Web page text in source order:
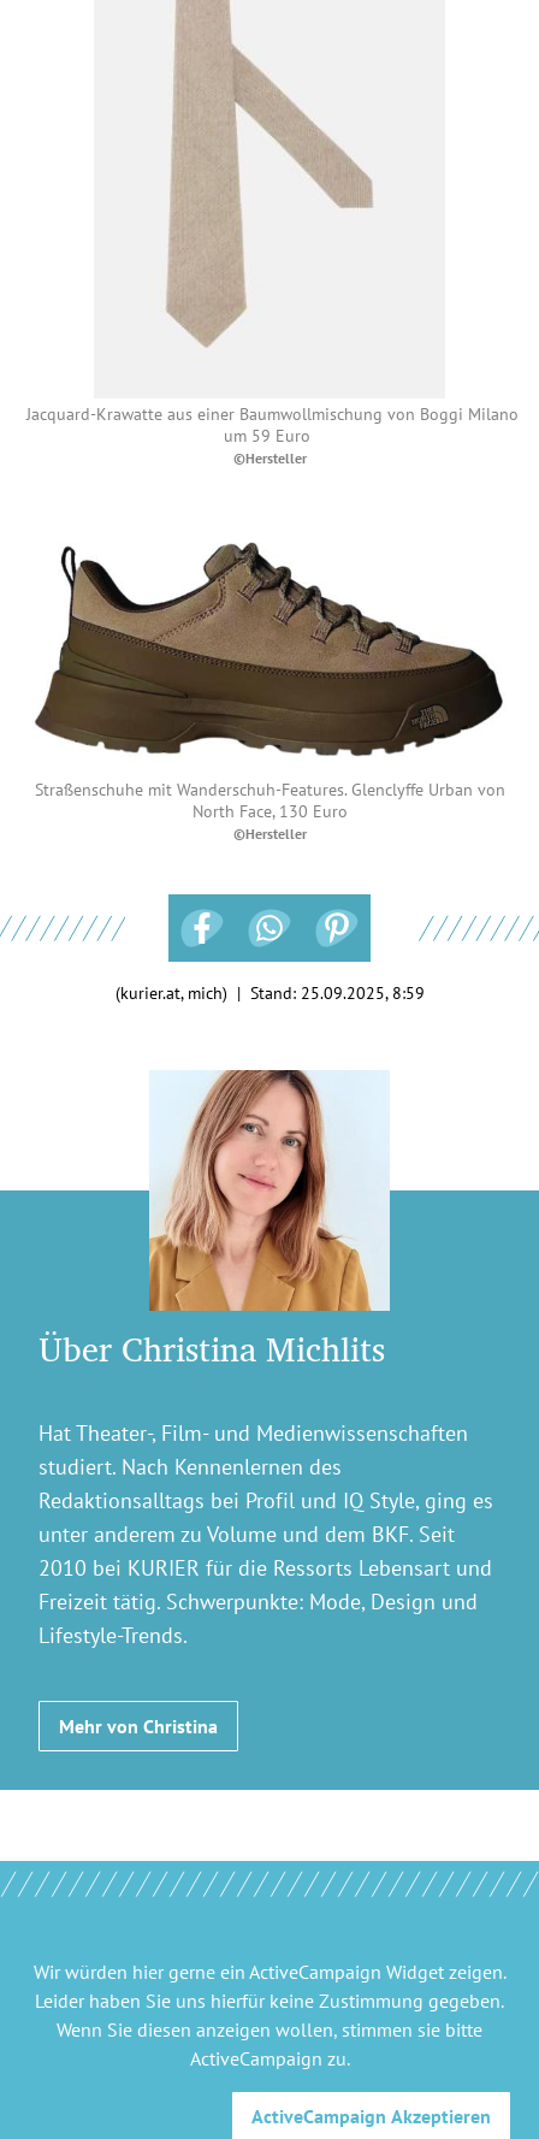
Jacquard-Krawatte aus einer Baumwollmischung von Boggi Milano
um 59 Euro
©Hersteller
Straßenschuhe mit Wanderschuh-Features. Glenclyffe Urban von
North Face, 130 Euro
©Hersteller
(kurier.at, mich) | Stand: 25.09.2025, 8:59
Über Christina Michlits
Hat Theater-, Film- und Medienwissenschaften
studiert. Nach Kennenlernen des
Redaktionsalltags bei Profil und IQ Style, ging es
unter anderem zu Volume und dem BKF. Seit
2010 bei KURIER für die Ressorts Lebensart und
Freizeit tätig. Schwerpunkte: Mode, Design und
Lifestyle-Trends.
Mehr von Christina
Wir würden hier gerne ein ActiveCampaign Widgetzeigen.
Leider haben Sie uns hierfür keine Zustimmung gegeben.
Wenn Sie diesen anzeigen wollen, stimmen sie bitte
ActiveCampaign zu.
ActiveCampaign Akzeptieren